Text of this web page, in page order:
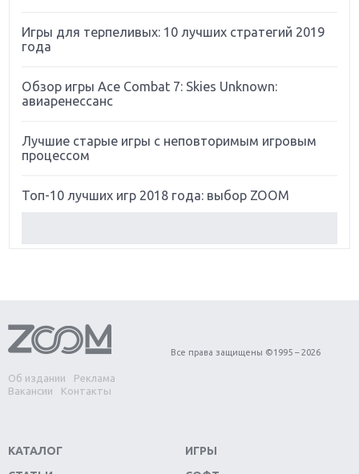
Игры для терпеливых: 10 лучших стратегий 2019
года
Обзор игры Ace Combat 7: Skies Unknown:
авиаренессанс
Лучшие старые игры с неповторимым игровым
процессом
Топ-10 лучших игр 2018 года: выбор ZOOM
Обзор игры Forza Horizon 4: вершина эволюции
Две важных новинки для консолей: Spider-Man и
Divinity Original Sin 2
Switch
Об издании
Реклама
Вакансии
Контакты
Все права защищены ©1995 – 2026
КАТАЛОГ
ИГРЫ